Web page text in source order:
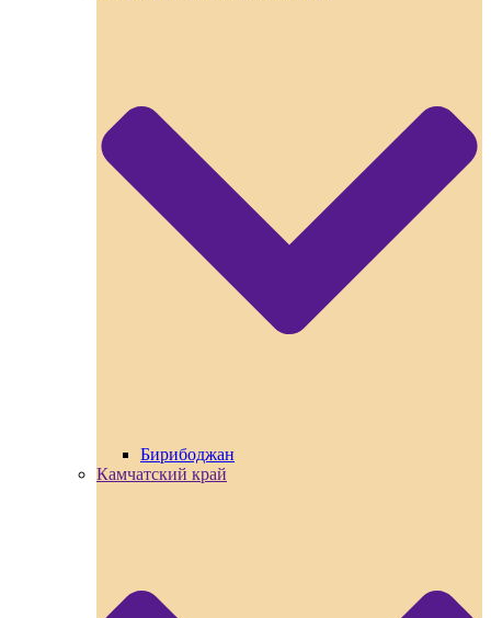
Бирибоджан
Камчатский край